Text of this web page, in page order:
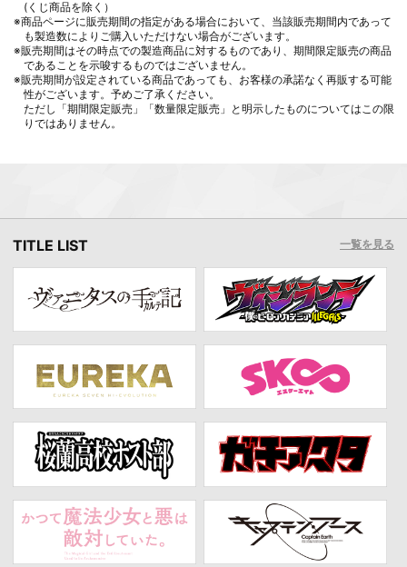
(くじ商品を除く）
※商品ページに販売期間の指定がある場合において、当該販売期間内であって
も製造数によりご購入いただけない場合がございます。
※販売期間はその時点での製造商品に対するものであり、期間限定販売の商品
であることを示唆するものではございません。
※販売期間が設定されている商品であっても、お客様の承諾なく再販する可能
性がございます。予めご了承ください。
ただし「期間限定販売」「数量限定販売」と明示したものについてはこの限
りではありません。
TITLE LIST 一覧を見る